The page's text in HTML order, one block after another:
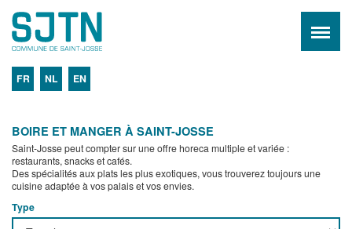
FR NL EN
BOIRE ET MANGER À SAINT-JOSSE
Saint-Josse peut compter sur une offre horeca multiple et variée :
restaurants, snacks et cafés.
Des spécialités aux plats les plus exotiques, vous trouverez toujours une
cuisine adaptée à vos palais et vos envies.
Type